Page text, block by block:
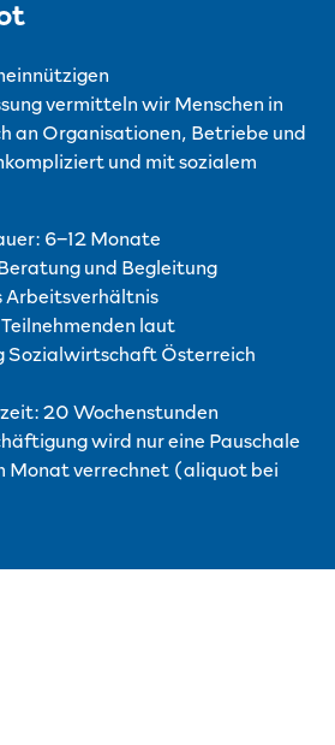
vermitteln wir Menschen in
an Organisationen, Betriebe und
und mit sozialem
6–12 Monate
und Begleitung
Arbeitsverhältnis
laut
Sozialwirtschaft Österreich
20 Wochenstunden
wird nur eine Pauschale
Monat verrechnet (aliquot bei